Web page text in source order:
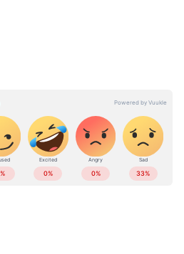
മാധ്യമങ്ങൾ
പിശക് പറ്റിയുണ്ടെങ്കിൽ
പ്രതികരിച്ചു.
വാർത്തകൾKerala
ഏഷ്യാനെറ്റ്